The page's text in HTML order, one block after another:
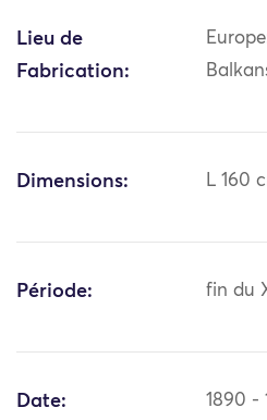
Lieu de
Fabrication:
Dimensions: L 160
Période: fin du
Date: 1890 -